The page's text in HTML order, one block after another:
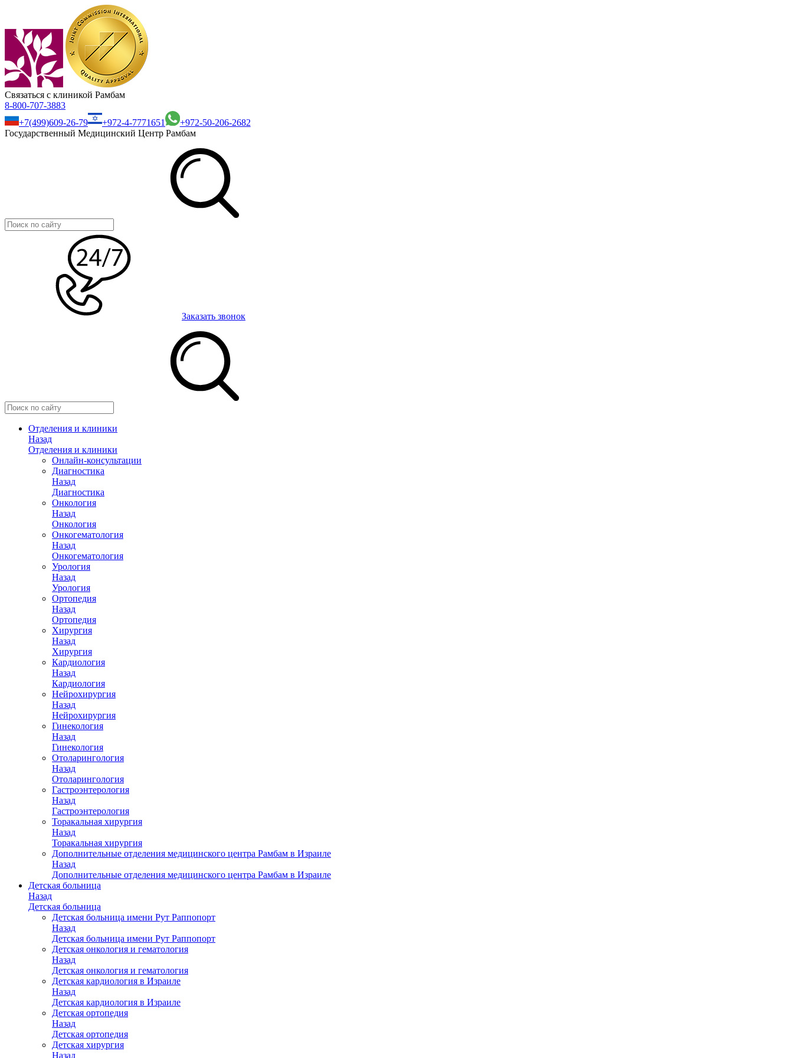
Связаться с клиникой Рамбам
8-800-707-3883
+7(499)609-26-79
+972-4-7771651
+972-50-206-2682
Государственный Медицинский Центр Рамбам
Заказать звонок
Отделения и клиники
Назад
Отделения и клиники
Онлайн-консультации
Диагностика
Назад
Диагностика
Онкология
Назад
Онкология
Онкогематология
Назад
Онкогематология
Урология
Назад
Урология
Ортопедия
Назад
Ортопедия
Хирургия
Назад
Хирургия
Кардиология
Назад
Кардиология
Нейрохирургия
Назад
Нейрохирургия
Гинекология
Назад
Гинекология
Отоларингология
Назад
Отоларингология
Гастроэнтерология
Назад
Гастроэнтерология
Торакальная хирургия
Назад
Торакальная хирургия
Дополнительные отделения медицинского центра Рамбам в Израиле
Назад
Дополнительные отделения медицинского центра Рамбам в Израиле
Детская больница
Назад
Детская больница
Детская больница имени Рут Раппопорт
Назад
Детская больница имени Рут Раппопорт
Детская онкология и гематология
Назад
Детская онкология и гематология
Детская кардиология в Израиле
Назад
Детская кардиология в Израиле
Детская ортопедия
Назад
Детская ортопедия
Детская хирургия
Назад